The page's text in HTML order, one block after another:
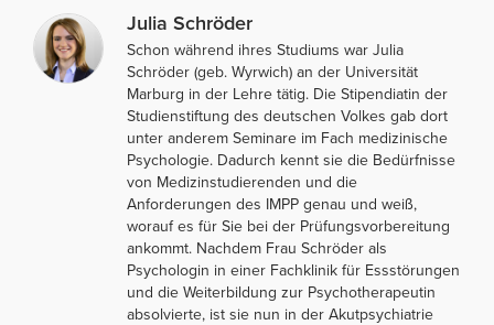
Julia Schröder
Schon während ihres Studiums war Julia
Schröder (geb. Wyrwich) an der Universität
Marburg in der Lehre tätig. Die Stipendiatin der
Studienstiftung des deutschen Volkes gab dort
unter anderem Seminare im Fach medizinische
Psychologie. Dadurch kennt sie die Bedürfnisse
von Medizinstudierenden und die
Anforderungen des IMPP genau und weiß,
worauf es für Sie bei der Prüfungsvorbereitung
ankommt. Nachdem Frau Schröder als
Psychologin in einer Fachklinik für Essstörungen
und die Weiterbildung zur Psychotherapeutin
absolvierte, ist sie nun in der Akutpsychiatrie